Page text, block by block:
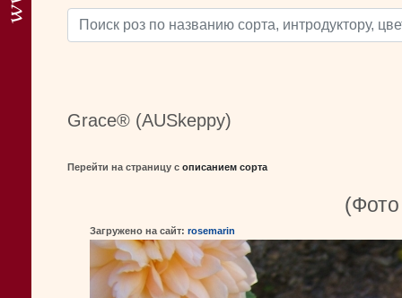
Grace® (AUSkeppy)
Перейти на страницу с описанием сорта
Загружено на сайт: rosemarin